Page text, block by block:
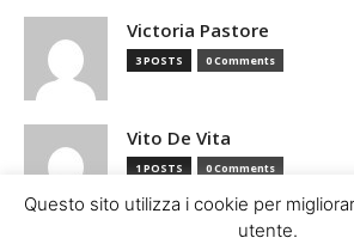
Victoria Pastore
3 POSTS 0 Comments
Vito De Vita
1 POSTS 0 Comments
Questo sito utilizza i cookie per
utente.